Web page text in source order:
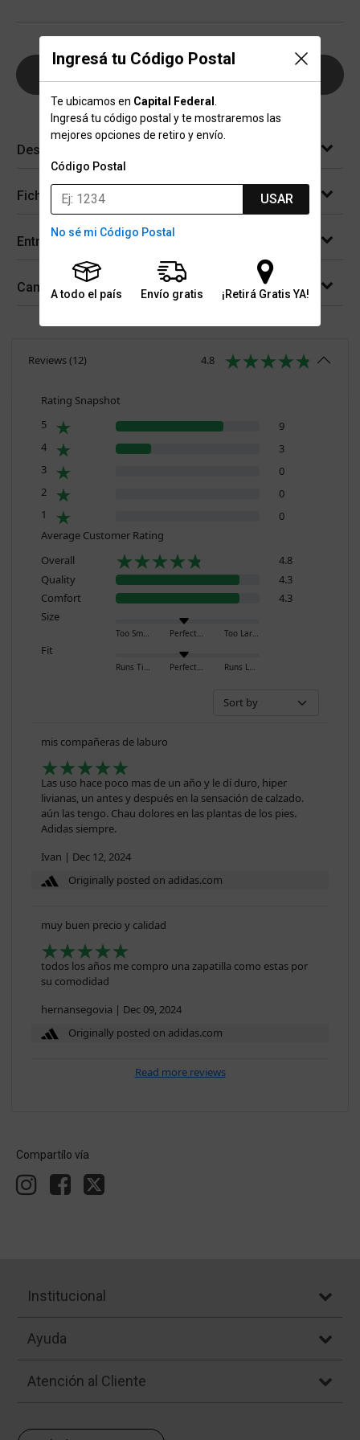
Ingresá tu Código Postal
Te ubicamos en Capital Federal
Ingresá tu código postal y te mostraremos las
mejores opciones de retiro y envío.
Código Postal
USAR
No sé mi Código Postal
A todo el país Envío gratis ¡Retirá Gratis YA!
Descripción
Ficha técnica
Entregas
Cambios y devoluciones
Reviews(12) 4.8
Rating Snapshot
5
9
4
3
3
0
2
0
1
0
Average Customer Rating
Overall
4.8
Quality
4.3
Comfort
4.3
Size
Too Small Perfect Too Large
Fit
Runs Tight Perfect Runs Loose
mis compañeras de laburo
Las uso hace poco mas de un año y le dí duro, hiper
livianas, un antes y después en la sensación de calzado.
aún las tengo. Chau dolores en las plantas de los pies.
Adidas siempre.
Ivan | Dec 12, 2024
Originally posted on adidas.com
muy buen precio y calidad
todos los años me compro una zapatilla como estas por
su comodidad
hernansegovia | Dec 09, 2024
Originally posted on adidas.com
Read more reviews
Compartílo vía
Institucional
Ayuda
Atención al Cliente